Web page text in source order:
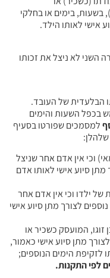
בימים או בחלקי
אישי לאותו הילד.
השני לא ניצל את זכותו
הבלעדית של העובד.
בכפל השעות והימים
למסמכים שפורטו בסעיף
וכי אין אדם אחר שניצל
מתן סיוע אישי לאותו אדם
ילדו וכי אין אדם אחר
לצורך מתן סיוע אישי
המועסק כשכיר או
מתן סיוע אישי כאמור,
לזקיפת הימים הנוספים;
לפי התקנות.